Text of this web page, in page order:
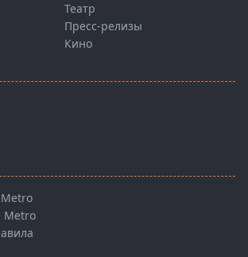
Театр
Пресс-релизы
Кино
Metro
Metro